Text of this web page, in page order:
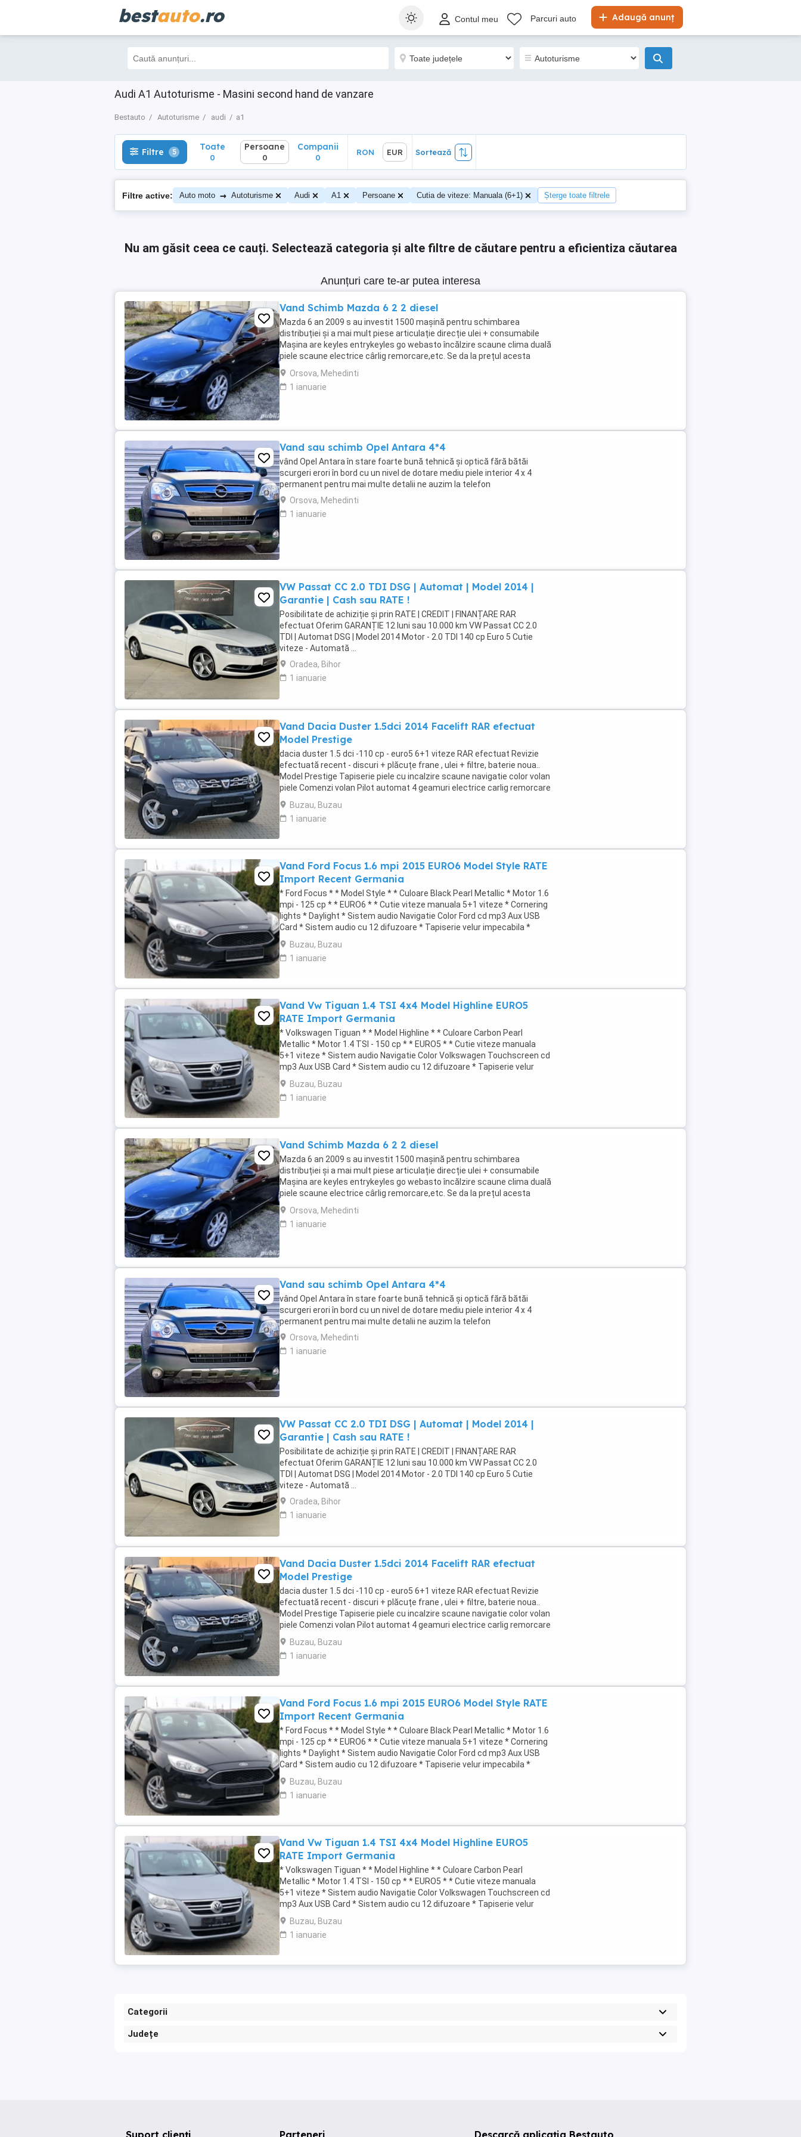
bestauto.ro Adaugă anunț
Contul meu Parcuri auto
Audi A1 Autoturisme - Masini second hand de vanzare
Bestauto Autoturisme audi a1
Filtre 5 Toate
0
Sortează
Filtre 5 Toate
0
Persoane
0
Companii
0
RON EUR Sortează
Filtre active: Auto moto → Autoturisme Audi A1 Persoane Cutia de viteze: Manuala (6+1) Șterge toate filtrele
Nu am găsit ceea ce cauți. Selectează categoria și alte filtre de căutare pentru a eficientiza căutarea
Anunțuri care te-ar putea interesa
Vand Schimb Mazda 6 2 2 diesel
Mazda 6 an 2009 s au investit 1500 mașină pentru schimbarea
distribuției și a mai mult piese articulație direcție ulei + consumabile
Mașina are keyles entrykeyles go webasto încălzire scaune clima duală
piele scaune electrice cârlig remorcare,etc. Se da la prețul acesta
fiindcă este afectată de grindină ...
Orsova, Mehedinti
1 ianuarie
Vand sau schimb Opel Antara 4*4
vând Opel Antara în stare foarte bună tehnică și optică fără bătăi
scurgeri erori în bord cu un nivel de dotare mediu piele interior 4 x 4
permanent pentru mai multe detalii ne auzim la telefon
Orsova, Mehedinti
1 ianuarie
VW Passat CC 2.0 TDI DSG | Automat | Model 2014 |
Garantie | Cash sau RATE !
Posibilitate de achiziție și prin RATE | CREDIT | FINANȚARE RAR
efectuat Oferim GARANȚIE 12 luni sau 10.000 km VW Passat CC 2.0
TDI | Automat DSG | Model 2014 Motor - 2.0 TDI 140 cp Euro 5 Cutie
viteze - Automată ...
Oradea, Bihor
1 ianuarie
Vand Dacia Duster 1.5dci 2014 Facelift RAR efectuat
Model Prestige
dacia duster 1.5 dci -110 cp - euro5 6+1 viteze RAR efectuat Revizie
efectuată recent - discuri + plăcuțe frane , ulei + filtre, baterie noua..
Model Prestige Tapiserie piele cu incalzire scaune navigatie color volan
piele Comenzi volan Pilot automat 4 geamuri electrice carlig remorcare
jante ...
Buzau, Buzau
1 ianuarie
Vand Ford Focus 1.6 mpi 2015 EURO6 Model Style RATE
Import Recent Germania
* Ford Focus * * Model Style * * Culoare Black Pearl Metallic * Motor 1.6
mpi - 125 cp * * EURO6 * * Cutie viteze manuala 5+1 viteze * Cornering
lights * Daylight * Sistem audio Navigatie Color Ford cd mp3 Aux USB
Card * Sistem audio cu 12 difuzoare * Tapiserie velur impecabila *
Incalzire ...
Buzau, Buzau
1 ianuarie
Vand Vw Tiguan 1.4 TSI 4x4 Model Highline EURO5
RATE Import Germania
* Volkswagen Tiguan * * Model Highline * * Culoare Carbon Pearl
Metallic * Motor 1.4 TSI - 150 cp * * EURO5 * * Cutie viteze manuala
5+1 viteze * Sistem audio Navigatie Color Volkswagen Touchscreen cd
mp3 Aux USB Card * Sistem audio cu 12 difuzoare * Tapiserie velur
impecabila * Incalzire ...
Buzau, Buzau
1 ianuarie
Vand Schimb Mazda 6 2 2 diesel
Mazda 6 an 2009 s au investit 1500 mașină pentru schimbarea
distribuției și a mai mult piese articulație direcție ulei + consumabile
Mașina are keyles entrykeyles go webasto încălzire scaune clima duală
piele scaune electrice cârlig remorcare,etc. Se da la prețul acesta
fiindcă este afectată de grindină ...
Orsova, Mehedinti
1 ianuarie
Vand sau schimb Opel Antara 4*4
vând Opel Antara în stare foarte bună tehnică și optică fără bătăi
scurgeri erori în bord cu un nivel de dotare mediu piele interior 4 x 4
permanent pentru mai multe detalii ne auzim la telefon
Orsova, Mehedinti
1 ianuarie
VW Passat CC 2.0 TDI DSG | Automat | Model 2014 |
Garantie | Cash sau RATE !
Posibilitate de achiziție și prin RATE | CREDIT | FINANȚARE RAR
efectuat Oferim GARANȚIE 12 luni sau 10.000 km VW Passat CC 2.0
TDI | Automat DSG | Model 2014 Motor - 2.0 TDI 140 cp Euro 5 Cutie
viteze - Automată ...
Oradea, Bihor
1 ianuarie
Vand Dacia Duster 1.5dci 2014 Facelift RAR efectuat
Model Prestige
dacia duster 1.5 dci -110 cp - euro5 6+1 viteze RAR efectuat Revizie
efectuată recent - discuri + plăcuțe frane , ulei + filtre, baterie noua..
Model Prestige Tapiserie piele cu incalzire scaune navigatie color volan
piele Comenzi volan Pilot automat 4 geamuri electrice carlig remorcare
jante ...
Buzau, Buzau
1 ianuarie
Vand Ford Focus 1.6 mpi 2015 EURO6 Model Style RATE
Import Recent Germania
* Ford Focus * * Model Style * * Culoare Black Pearl Metallic * Motor 1.6
mpi - 125 cp * * EURO6 * * Cutie viteze manuala 5+1 viteze * Cornering
lights * Daylight * Sistem audio Navigatie Color Ford cd mp3 Aux USB
Card * Sistem audio cu 12 difuzoare * Tapiserie velur impecabila *
Incalzire ...
Buzau, Buzau
1 ianuarie
Vand Vw Tiguan 1.4 TSI 4x4 Model Highline EURO5
RATE Import Germania
* Volkswagen Tiguan * * Model Highline * * Culoare Carbon Pearl
Metallic * Motor 1.4 TSI - 150 cp * * EURO5 * * Cutie viteze manuala
5+1 viteze * Sistem audio Navigatie Color Volkswagen Touchscreen cd
mp3 Aux USB Card * Sistem audio cu 12 difuzoare * Tapiserie velur
impecabila * Incalzire ...
Buzau, Buzau
1 ianuarie
Categorii
Județe
Descarcă aplicația Bestauto
Suport clienți Parteneri